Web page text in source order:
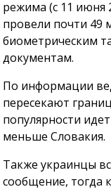
режима (с 11 июня
провели почти 49
биометрическим
документам.
По информации
пересекают
популярности
меньше Словакия.
Также украинцы
сообщение, тогда